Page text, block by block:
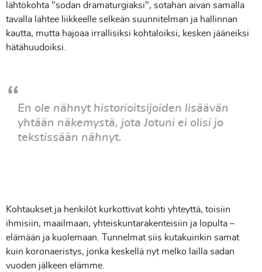
lähtökohta "sodan dramaturgiaksi", sotahan aivan samalla
tavalla lähtee liikkeelle selkeän suunnitelman ja hallinnan
kautta, mutta hajoaa irrallisiksi kohtaloiksi, kesken jääneiksi
hätähuudoiksi.
En ole nähnyt historioitsijoiden lisäävän
yhtään näkemystä, jota Jotuni ei olisi jo
tekstissään nähnyt.
Kohtaukset ja henkilöt kurkottivat kohti yhteyttä, toisiin
ihmisiin, maailmaan, yhteiskuntarakenteisiin ja lopulta –
elämään ja kuolemaan. Tunnelmat siis kutakuinkin samat
kuin koronaeristys, jonka keskellä nyt melko lailla sadan
vuoden jälkeen elämme.